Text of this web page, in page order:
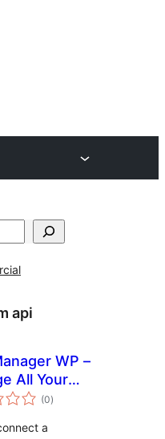
api
WP –
All Your
Sites
(0টা
মুঠ)
a